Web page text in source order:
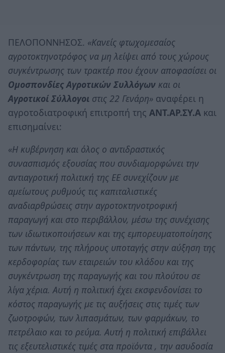
ΠΕΛΟΠΟΝΝΗΣΟΣ. «Κανείς φτωχομεσαίος
αγροτοκτηνοτρόφος να μη λείψει από τους χώρους
συγκέντρωσης των τρακτέρ που έχουν αποφασίσει οι
Ομοσπονδίες Αγροτικών Συλλόγων και οι
Αγροτικοί Σύλλογοι στις 22 Γενάρη» αναφέρει η
αγροτοδιατροφική επιτροπή της ΑΝΤ.ΑΡ.ΣΥ.Α και
επισημαίνει:
«Η κυβέρνηση και όλος ο αντιδραστικός
συνασπισμός εξουσίας που συνδιαμορφώνει την
αντιαγροτική πολιτική της ΕΕ συνεχίζουν με
αμείωτους ρυθμούς τις καπιταλιστικές
αναδιαρθρώσεις στην αγροτοκτηνοτροφική
παραγωγή και στο περιβάλλον, μέσω της συνέχισης
των ιδιωτικοποιήσεων και της εμπορευματοποίησης
των πάντων, της πλήρους υποταγής στην αύξηση της
κερδοφορίας των εταιρειών του κλάδου και της
συγκέντρωση της παραγωγής και του πλούτου σε
λίγα χέρια. Αυτή η πολιτική έχει εκσφενδονίσει το
κόστος παραγωγής με τις αυξήσεις στις τιμές των
ζωοτροφών, των λιπασμάτων, των φαρμάκων, το
πετρέλαιο και το ρεύμα. Αυτή η πολιτική επιβάλλει
τις εξευτελιστικές τιμές στα προϊόντα , την ασυδοσία